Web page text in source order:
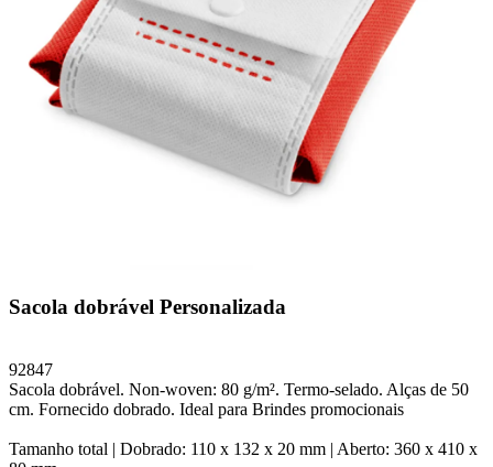
Sacola dobrável Personalizada
92847
Sacola dobrável. Non-woven: 80 g/m². Termo-selado. Alças de 50
cm. Fornecido dobrado. Ideal para Brindes promocionais
Tamanho total | Dobrado: 110 x 132 x 20 mm | Aberto: 360 x 410 x